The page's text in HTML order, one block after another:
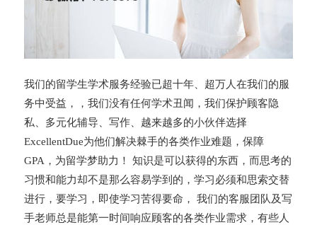
我们的留学生学术服务经验已超十年、超万人在我们的服
务中受益，，我们没有任何学术丑闻，我们保护顾客隐
私、多元化辅导、写作、越来越多的小伙伴选择
ExcellentDue为他们解决棘手的各类作业难题，保障
GPA，为留学梦助力！ 知识是可以获得的东西，而思考的
习惯和能力却不是那么容易学到的，学习必须和思索交替
进行，要学习，即使学习苦得要命， 我们的客服团队及写
手老师总是能第一时间响应顾客的各类作业需求，有些人